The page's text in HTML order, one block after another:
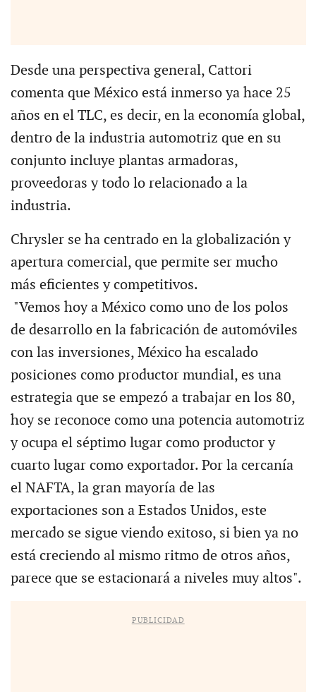
Desde una perspectiva general, Cattori
comenta que México está inmerso ya hace 25
años en el TLC, es decir, en la economía global,
dentro de la industria automotriz que en su
conjunto incluye plantas armadoras,
proveedoras y todo lo relacionado a la
industria.
Chrysler se ha centrado en la globalización y
apertura comercial, que permite ser mucho
más eficientes y competitivos.
"Vemos hoy a México como uno de los polos
de desarrollo en la fabricación de automóviles
con las inversiones, México ha escalado
posiciones como productor mundial, es una
estrategia que se empezó a trabajar en los 80,
hoy se reconoce como una potencia automotriz
y ocupa el séptimo lugar como productor y
cuarto lugar como exportador. Por la cercanía
el NAFTA, la gran mayoría de las
exportaciones son a Estados Unidos, este
mercado se sigue viendo exitoso, si bien ya no
está creciendo al mismo ritmo de otros años,
parece que se estacionará a niveles muy altos".
PUBLICIDAD